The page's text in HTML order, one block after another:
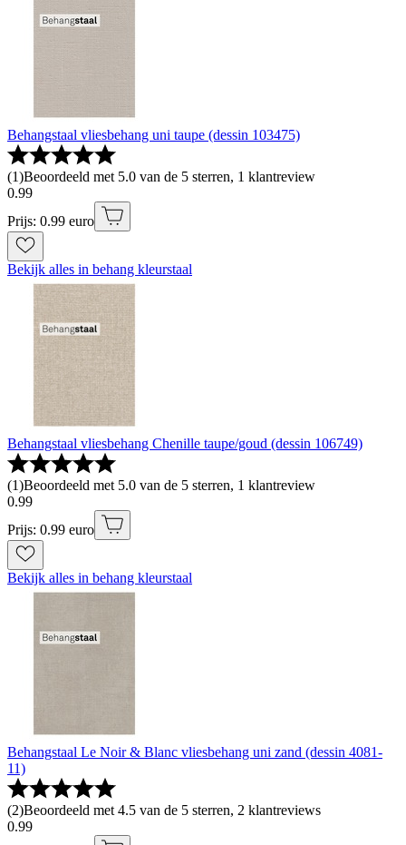
Behangstaal vliesbehang uni taupe (dessin 103475)
(1)Beoordeeld met 5.0 van de 5 sterren, 1 klantreview
0.99
Prijs: 0.99 euro
Bekijk alles in behang kleurstaal
Behangstaal vliesbehang Chenille taupe/goud (dessin 106749)
(1)Beoordeeld met 5.0 van de 5 sterren, 1 klantreview
0.99
Prijs: 0.99 euro
Bekijk alles in behang kleurstaal
Behangstaal Le Noir & Blanc vliesbehang uni zand (dessin 4081-
11)
(2)Beoordeeld met 4.5 van de 5 sterren, 2 klantreviews
0.99